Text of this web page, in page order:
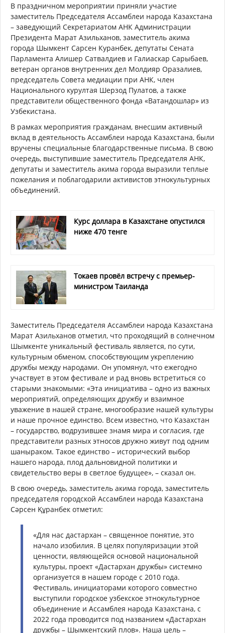
В праздничном мероприятии приняли участие
заместитель Председателя Ассамблеи народа Казахстана
– заведующий Секретариатом АНК Администрации
Президента Марат Азильханов, заместитель акима
города Шымкент Сарсен Куранбек, депутаты Сената
Парламента Алишер Сатвалдиев и Галиаскар Сарыбаев,
ветеран органов внутренних дел Молдияр Оразалиев,
председатель Совета медиации при АНК, член
Национального курултая Шерзод Пулатов, а также
представители общественного фонда «Ватандошлар» из
Узбекистана.
В рамках мероприятия гражданам, внесшим активный
вклад в деятельность Ассамблеи народа Казахстана, были
вручены специальные благодарственные письма. В свою
очередь, выступившие заместитель Председателя АНК,
депутаты и заместитель акима города выразили теплые
пожелания и поблагодарили активистов этнокультурных
объединений.
Курс доллара в Казахстане опустился
ниже 470 тенге
Токаев провёл встречу с премьер-
министром Таиланда
Заместитель Председателя Ассамблеи народа Казахстана
Марат Азильханов отметил, что проходящий в солнечном
Шымкенте уникальный фестиваль является, по сути,
культурным обменом, способствующим укреплению
дружбы между народами. Он упомянул, что ежегодно
участвует в этом фестивале и рад вновь встретиться со
старыми знакомыми: «Эта инициатива – одно из важных
мероприятий, определяющих дружбу и взаимное
уважение в нашей стране, многообразие нашей культуры
и наше прочное единство. Всем известно, что Казахстан
– государство, водрузившее знамя мира и согласия, где
представители разных этносов дружно живут под одним
шаныраком. Такое единство – исторический выбор
нашего народа, плод дальновидной политики и
свидетельство веры в светлое будущее», – сказал он.
В свою очередь, заместитель акима города, заместитель
председателя городской Ассамблеи народа Казахстана
Сәрсен Құранбек отметил:
«Для нас дастархан – священное понятие, это
начало изобилия. В целях популяризации этой
ценности, являющейся основой национальной
культуры, проект «Дастархан дружбы» системно
организуется в нашем городе с 2010 года.
Фестиваль, инициаторами которого совместно
выступили городское узбекское этнокультурное
объединение и Ассамблея народа Казахстана, с
2022 года проводится под названием «Дастархан
дружбы – Шымкентский плов». Наша цель –